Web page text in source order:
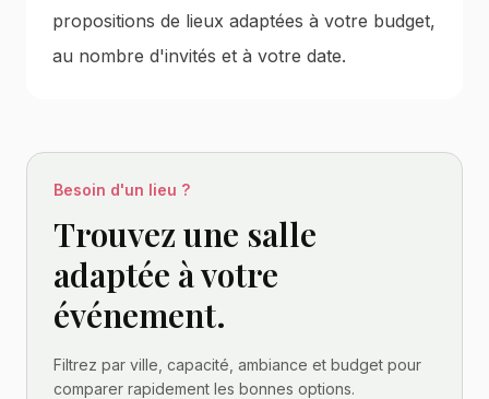
propositions de lieux adaptées à votre budget,
au nombre d'invités et à votre date.
Besoin d'un lieu ?
Trouvez une salle
adaptée à votre
événement.
Filtrez par ville, capacité, ambiance et budget pour
comparer rapidement les bonnes options.